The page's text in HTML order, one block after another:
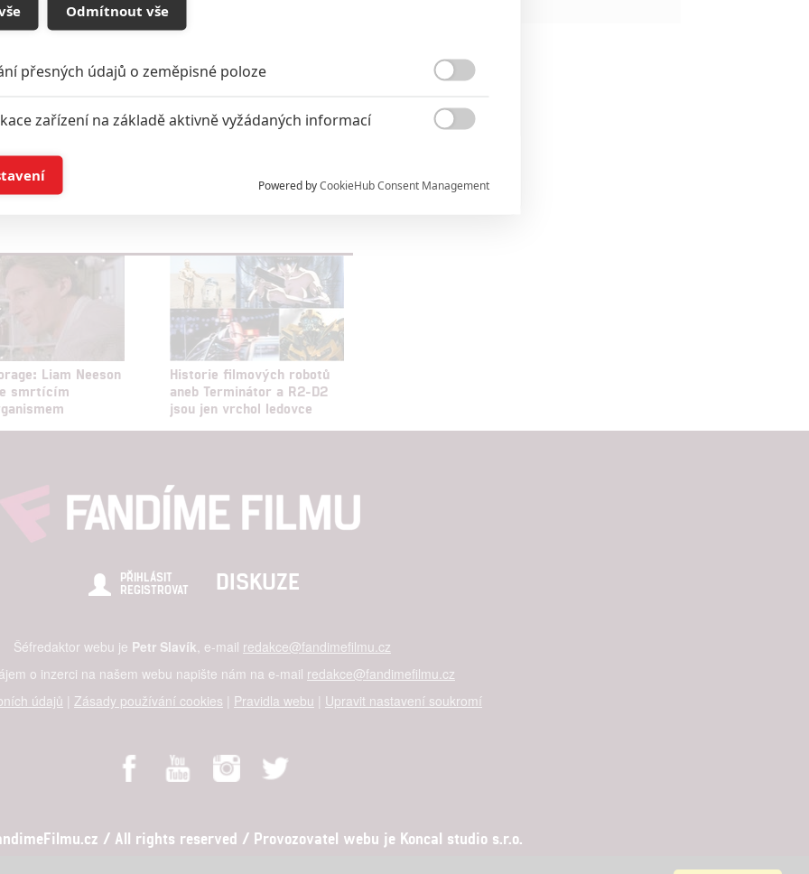
do diskuze
Liam Neeson
smrtícím
Historie filmových robotů
aneb Terminátor a R2-D2
jsou jen vrchol ledovce
PŘIHLÁSIT
REGISTROVAT
DISKUZE
Šéfredaktor webu je Petr Slavík, e-mail redakce@fandimefilmu.cz
o inzerci na našem webu napište nám na e-mail redakce@fandimefilmu.cz
údajů | Zásady používání cookies | Pravidla webu | Upravit nastavení soukromí
/ All rights reserved / Provozovatel webu je Koncal studio s.r.o.
Odmítnout vše
přesných údajů o zeměpisné poloze
zařízení na základě aktivně vyžádaných informací
a/nebo přístup k informacím v zařízení

obsah, měření obsahu, průzkum publika a vývoj
s účely a funkcemi zde uvedenými dáváte nám i našim partnerům
bezpečnosti, předcházení a zjišťování podvodů a odstraňování chyb,
zobrazování reklamy a obsahu
Powered byCookieHub Consent Management